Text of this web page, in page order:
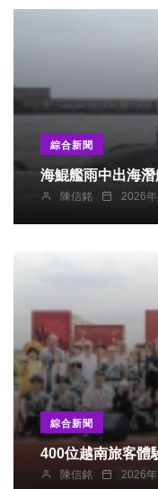
綜合新聞
海鯤艦雨中出海潛
陳信銘 2026
綜合新聞
400位越南旅客體
陳信銘 2026年